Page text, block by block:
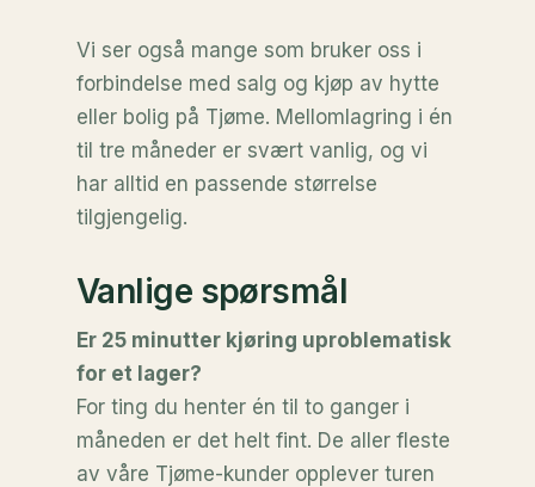
Vi ser også mange som bruker oss i
forbindelse med salg og kjøp av hytte
eller bolig på Tjøme. Mellomlagring i én
til tre måneder er svært vanlig, og vi
har alltid en passende størrelse
tilgjengelig.
Vanlige spørsmål
Er 25 minutter kjøring uproblematisk
for et lager?
For ting du henter én til to ganger i
måneden er det helt fint. De aller fleste
av våre Tjøme-kunder opplever turen